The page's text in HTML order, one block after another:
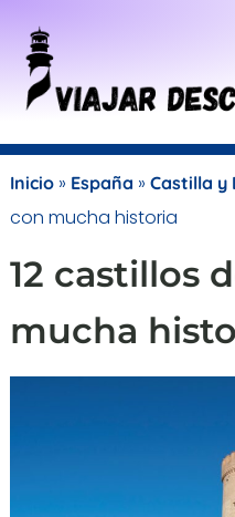
contenido
Inicio» España » Castilla y
con mucha historia
12 castillos
mucha